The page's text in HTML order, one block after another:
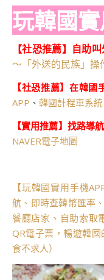
玩韓國
【社恐推薦】自助
～「外送的民族」操
【社恐推薦】在韓國
APP 、 韓國計程車系統
【實用推薦】找路導
NAVER電子地圖
【玩韓國實用手機
航、即時查韓幣匯率
餐廳店家、自助索取
QR電子票，暢遊韓
食不求人）